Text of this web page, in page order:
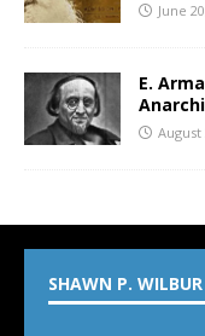
June
E.
August
SHAWN P. WILBUR